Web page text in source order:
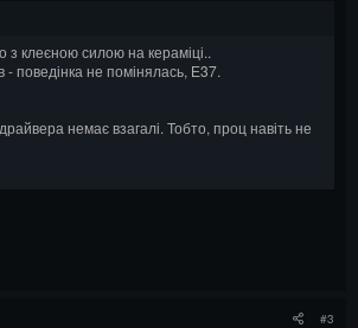
клеєною силою на кераміці..
- поведінка не помінялась, Е37.
немає взагалі. Тобто, проц навіть не
#3